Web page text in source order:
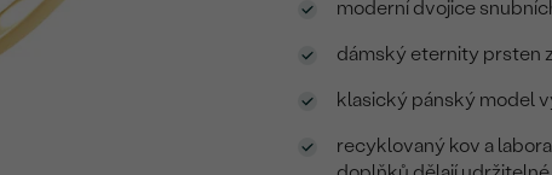
moderní dvojice
dámský eternity prsten
klasický pánský model
recyklovaný kov a